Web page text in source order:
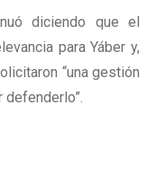
diciendo que el
para Yáber y,
“una gestión